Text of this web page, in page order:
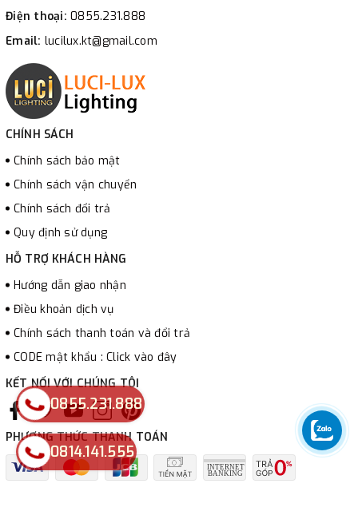
Điện thoại: 0855.231.888
Email: lucilux.kt@gmail.com
CHÍNH SÁCH
Chính sách bảo mật
Chính sách vận chuyển
Chính sách đổi trả
Quy định sử dụng
HỖ TRỢ KHÁCH HÀNG
Hướng dẫn giao nhận
Điều khoản dịch vụ
Chính sách thanh toán và đổi trả
CODE mật khẩu : Click vào đây
KẾT NỐI VỚI CHÚNG TÔI
PHƯƠNG THỨC THANH TOÁN
0814.141.555
0855.231.888